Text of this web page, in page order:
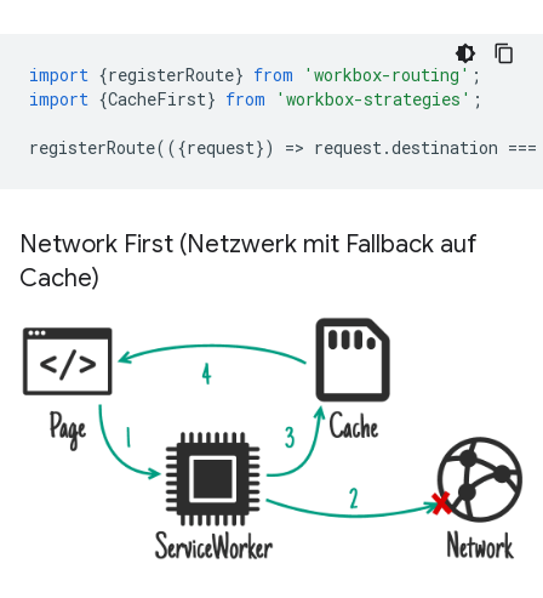
import {registerRoute} from 'workbox-routing' ;
import {CacheFirst} from 'workbox-strategies' ;
registerRoute(({request}) => request.destination ===
Network First (Netzwerk mit Fallback auf
Cache)